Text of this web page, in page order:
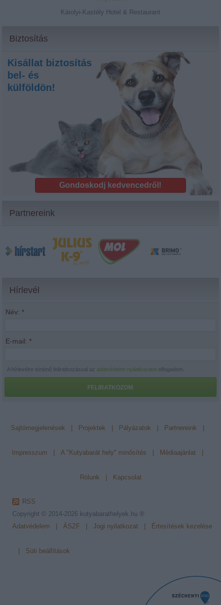
Károlyi-Kastély Hotel & Restaurant
Biztosítás
Kisállat biztosítás
bel- és
külföldön!
Gondoskodj kedvencedről!
Partnereink
Hírlevél
Név: *
E-mail: *
A hírlevélre történő feliratkozással azadatvédelmi nyilatkozatot elfogadom.
FELIRATKOZOM
Sajtómegjelenések Projektek Pályázatok Partnereink
Impresszum A "Kutyabarát hely" minősítés Médiaajánlat
Rólunk Kapcsolat
RSS
Copyright © 2014-2026 kutyabarathelyek.hu ®
Adatvédelem
ÁSZF Jogi nyilatkozat Értesítések kezelése
Süti beállítások